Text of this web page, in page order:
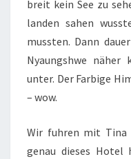
breit kein See zu
landen sahen
mussten. Dann
Nyaungshwe näher
unter. Der Farbige
– wow.
Wir fuhren mit Tina
genau dieses